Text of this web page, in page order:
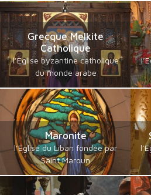
Grecque Melkite
Catholique
l’Eglise byzantine catholique
du monde arabe
Maronite
l’Eglise du Liban fondée par
Saint Maroun